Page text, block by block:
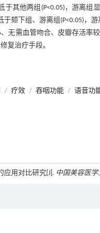
其他两组(P<0.05)，游离组
颏下组、游离组(P<0.05)，
无需血管吻合、皮瓣存活率
复治疗手段。
/ 疗效 / 吞咽功能 / 语音功
应用对比研究[J]. 中国美容医学